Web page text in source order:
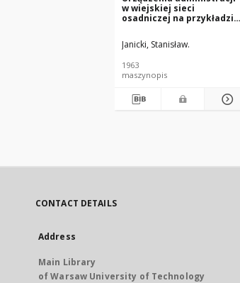
w wiejskiej sieci
osadniczej na przykładzie
Puławy
Janicki, Stanisław.
1963
maszynopis
CONTACT DETAILS
Address
Main Library
of Warsaw University of Technology